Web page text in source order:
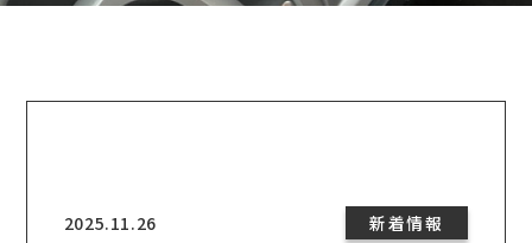
2025.11.26
新着情報